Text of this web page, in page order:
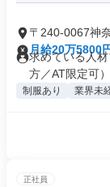
〒240-0067神
台
月給20万5800
求めている人
方／AT限定可
制服あり 業界未
正社員